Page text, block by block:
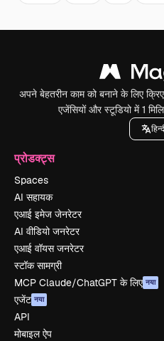
अपने बेहतरीन काम को बनाने के लिए
एजेंसियों और स्टूडियो में 1
प्रोडक्ट्स
Spaces
AI सहायक
एआई इमेज जेनरेटर
AI वीडियो जनरेटर
एआई वॉयस जनरेटर
स्टॉक सामग्री
MCP Claude/ChatGPT के लिए नया
एजेंट नया
API
मोबाइल ऐप